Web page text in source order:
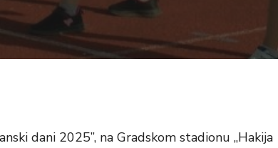
dani 2025”, na Gradskom stadionu „Hakija